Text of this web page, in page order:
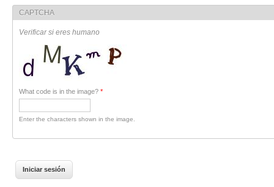
CAPTCHA
Verificar si eres humano
What code is in the image? *
Enter the characters shown in the image.